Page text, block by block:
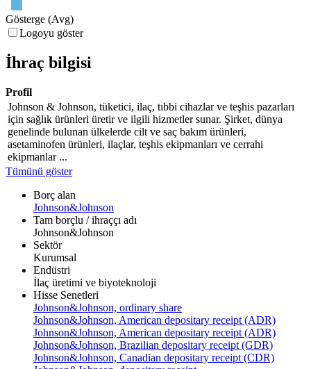
Gösterge (Avg)
Logoyu göster
İhraç bilgisi
Profil
Johnson & Johnson, tüketici, ilaç, tıbbi cihazlar ve teşhis pazarları
için sağlık ürünleri üretir ve ilgili hizmetler sunar. Şirket, dünya
genelinde bulunan ülkelerde cilt ve saç bakım ürünleri,
asetaminofen ürünleri, ilaçlar, teşhis ekipmanları ve cerrahi
ekipmanlar ...
Tümünü göster
Borç alan
Johnson&Johnson
Tam borçlu / ihraççı adı
Johnson&Johnson
Sektör
Kurumsal
Endüstri
İlaç üretimi ve biyoteknoloji
Hisse Senetleri
Johnson&Johnson, ordinary share
Johnson&Johnson, American depositary receipt (ADR)
Johnson&Johnson, American depositary receipt (ADR)
Johnson&Johnson, Brazilian depositary receipt (GDR)
Johnson&Johnson, Canadian depositary receipt (CDR)